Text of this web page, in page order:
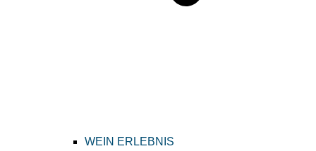
WEIN ERLEBNIS